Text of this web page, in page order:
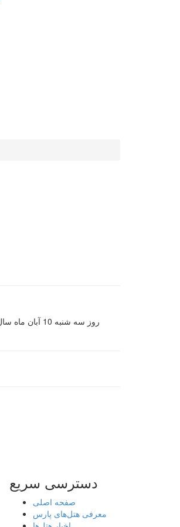
دسترسی سریع
صفحه اصلی
معرفی هتل‌های پارس